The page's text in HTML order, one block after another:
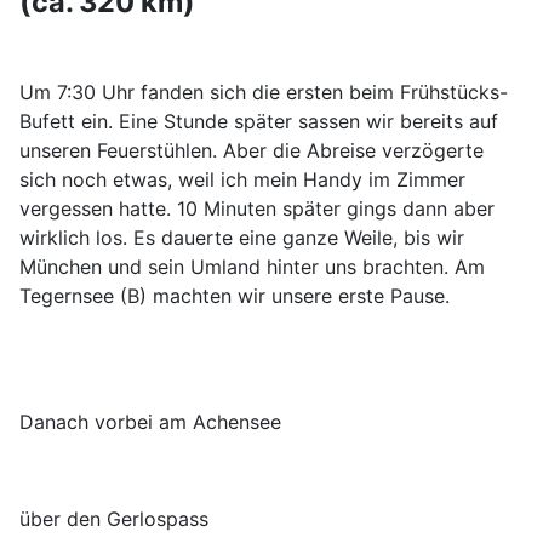
Um 7:30 Uhr fanden sich die ersten beim Frühstücks-
Bufett ein. Eine Stunde später sassen wir bereits auf
unseren Feuerstühlen. Aber die Abreise verzögerte
sich noch etwas, weil ich mein Handy im Zimmer
vergessen hatte. 10 Minuten später gings dann aber
wirklich los. Es dauerte eine ganze Weile, bis wir
München und sein Umland hinter uns brachten. Am
Tegernsee (B) machten wir unsere erste Pause.
Danach vorbei am Achensee
über den Gerlospass